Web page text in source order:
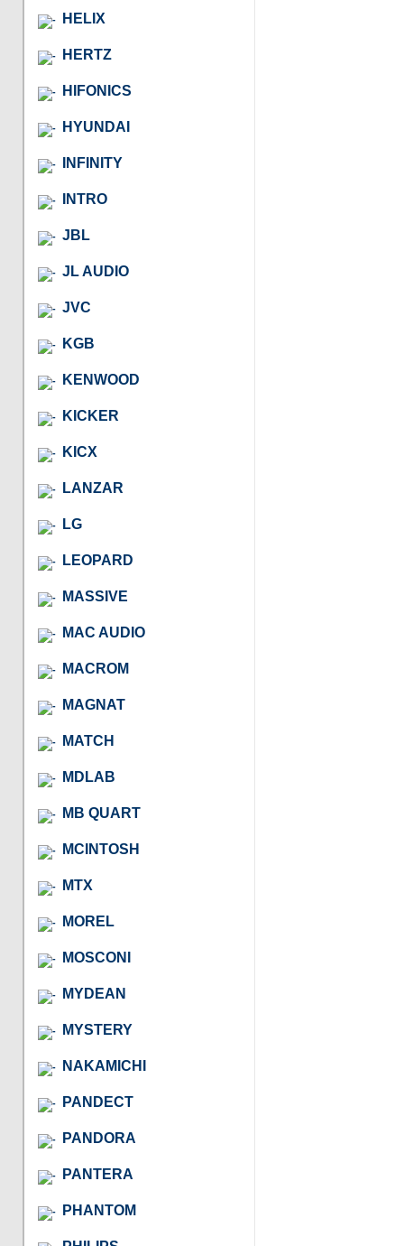
HELIX
HERTZ
HIFONICS
HYUNDAI
INFINITY
INTRO
JBL
JL AUDIO
JVC
KGB
KENWOOD
KICKER
KICX
LANZAR
LG
LEOPARD
MASSIVE
MAC AUDIO
MACROM
MAGNAT
MATCH
MDLAB
MB QUART
MCINTOSH
MTX
MOREL
MOSCONI
MYDEAN
MYSTERY
NAKAMICHI
PANDECT
PANDORA
PANTERA
PHANTOM